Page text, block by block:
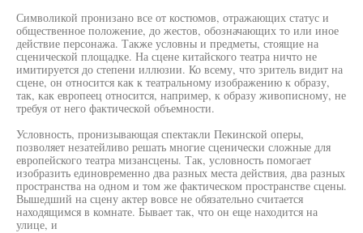
Символикой пронизано все от костюмов, отражающих статус и
общественное положение, до жестов, обозначающих то или иное
действие персонажа. Также условны и предметы, стоящие на
сценической площадке. На сцене китайского театра ничто не
имитируется до степени иллюзии. Ко всему, что зритель видит на
сцене, он относится как к театральному изображению к образу,
так, как европеец относится, например, к образу живописному, не
требуя от него фактической объемности.
Условность, пронизывающая спектакли Пекинской оперы,
позволяет незатейливо решать многие сценически сложные для
европейского театра мизансцены. Так, условность помогает
изобразить единовременно два разных места действия, два разных
пространства на одном и том же фактическом пространстве сцены.
Вышедший на сцену актер вовсе не обязательно считается
находящимся в комнате. Бывает так, что он еще находится на
улице, и